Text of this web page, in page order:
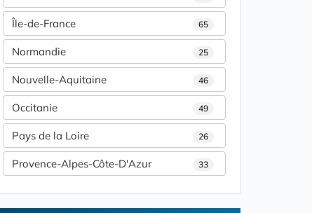
Île-de-France 65
Normandie 25
Nouvelle-Aquitaine 46
Occitanie 49
Pays de la Loire 26
Provence-Alpes-Côte-D'Azur 33